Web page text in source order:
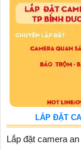
LẮP ĐẶT
Lắp đặt camera